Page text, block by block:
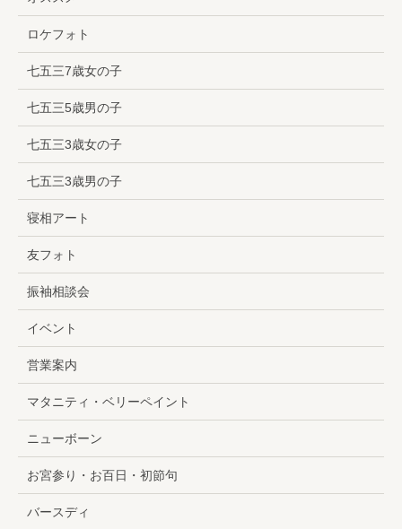
ロケフォト
七五三7歳女の子
七五三5歳男の子
七五三3歳女の子
七五三3歳男の子
寝相アート
友フォト
振袖相談会
イベント
営業案内
マタニティ・ベリーペイント
ニューボーン
お宮参り・お百日・初節句
バースディ